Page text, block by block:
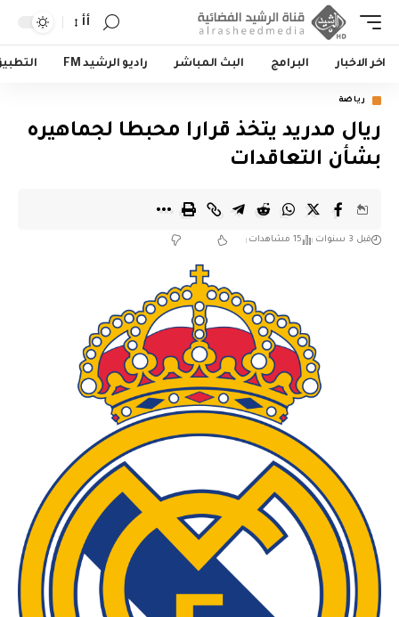
أأ
اخر الاخبار البرامج البث المباشر راديو الرشيد FM
رياضة
ريال مدريد يتخذ قرارا محبطا لجماهيره
بشأن التعاقدات
قبل 3 سنوات 15 مشاهدات